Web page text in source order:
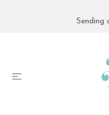
Sending